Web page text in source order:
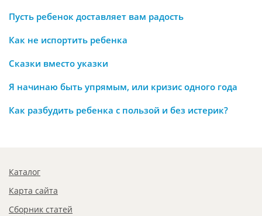
Пусть ребенок доставляет вам радость
Как не испортить ребенка
Сказки вместо указки
Я начинаю быть упрямым, или кризис одного года
Как разбудить ребенка с пользой и без истерик?
Каталог
Карта сайта
Сборник статей